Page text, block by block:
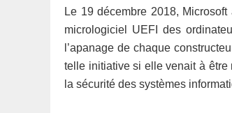
Le 19 décembre 2018,
micrologiciel UEFI des
l’apanage de chaque
telle initiative si elle venait à
la sécurité des systèmes